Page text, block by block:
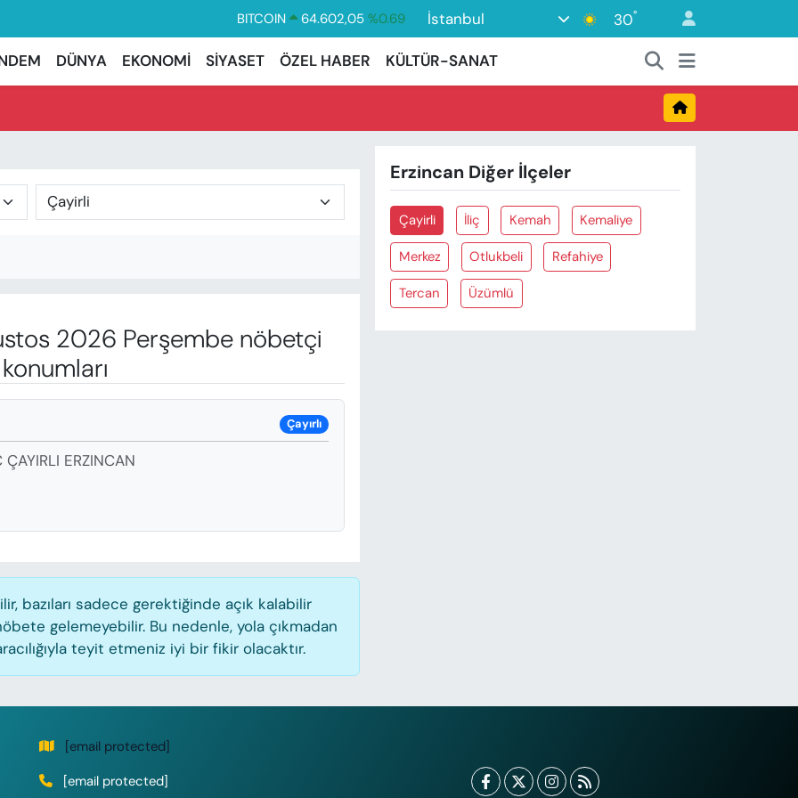
BITCOIN 64.602,05 %0.69
DOLAR
47,5986 %0.06
EURO
55,0700 %0.1
%48
İstanbul 30°
DÜNYA EKONOMİ SİYASET ÖZEL HABER KÜLTÜR-SANAT
2026 Perşembe nöbetçi
Çayırlı
ERZINCAN
bazıları sadece gerektiğinde açık kalabilir
gelemeyebilir. Bu nedenle, yola çıkmadan
teyit etmeniz iyi bir fikir olacaktır.
Erzincan Diğer İlçeler
Çayirli İliç Kemah Kemaliye
Merkez Otlukbeli Refahiye
Tercan Üzümlü
[email protected]
[email protected]